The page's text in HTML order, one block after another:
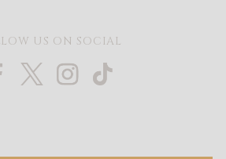
US ON SOCIAL